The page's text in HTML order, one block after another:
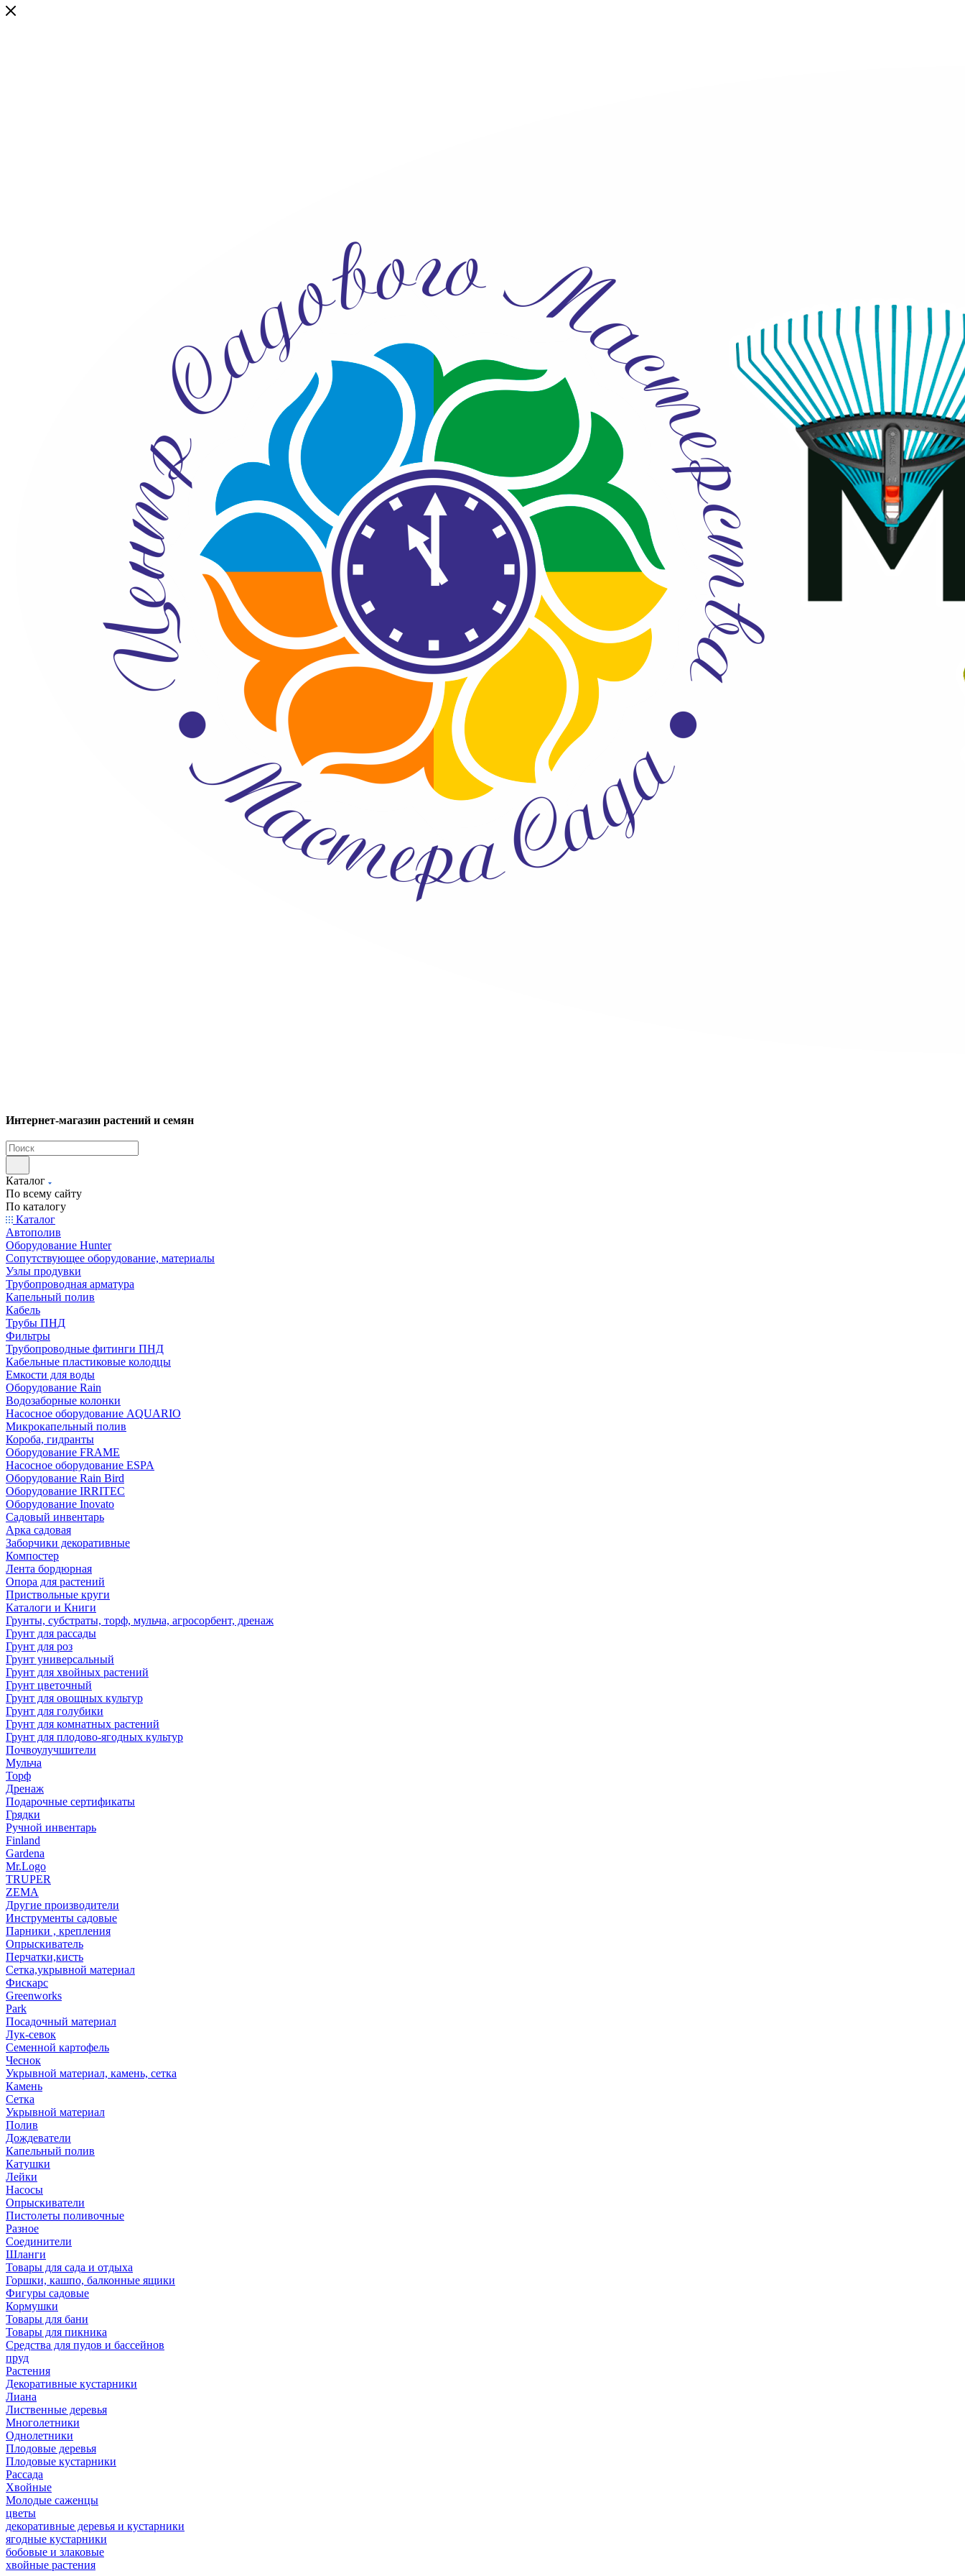
Интернет-магазин растений и семян
Каталог
По всему сайту
По каталогу
Каталог
Автополив
Оборудование Hunter
Сопутствующее оборудование, материалы
Узлы продувки
Трубопроводная арматура
Капельный полив
Кабель
Трубы ПНД
Фильтры
Трубопроводные фитинги ПНД
Кабельные пластиковые колодцы
Емкости для воды
Оборудование Rain
Водозаборные колонки
Насосное оборудование AQUARIO
Микрокапельный полив
Короба, гидранты
Оборудование FRAME
Насосное оборудование ESPA
Оборудование Rain Bird
Оборудование IRRITEC
Оборудование Inovato
Садовый инвентарь
Арка садовая
Заборчики декоративные
Компостер
Лента бордюрная
Опора для растений
Приствольные круги
Каталоги и Книги
Грунты, субстраты, торф, мульча, агросорбент, дренаж
Грунт для рассады
Грунт для роз
Грунт универсальный
Грунт для хвойных растений
Грунт цветочный
Грунт для овощных культур
Грунт для голубики
Грунт для комнатных растений
Грунт для плодово-ягодных культур
Почвоулучшители
Мульча
Торф
Дренаж
Подарочные сертификаты
Грядки
Ручной инвентарь
Finland
Gardena
Mr.Logo
TRUPER
ZEMA
Другие производители
Инструменты садовые
Парники , крепления
Опрыскиватель
Перчатки,кисть
Сетка,укрывной материал
Фискарс
Greenworks
Park
Посадочный материал
Лук-севок
Семенной картофель
Чеснок
Укрывной материал, камень, сетка
Камень
Сетка
Укрывной материал
Полив
Дождеватели
Капельный полив
Катушки
Лейки
Насосы
Опрыскиватели
Пистолеты поливочные
Разное
Соединители
Шланги
Товары для сада и отдыха
Горшки, кашпо, балконные ящики
Фигуры садовые
Кормушки
Товары для бани
Товары для пикника
Средства для пудов и бассейнов
пруд
Растения
Декоративные кустарники
Лиана
Лиственные деревья
Многолетники
Однолетники
Плодовые деревья
Плодовые кустарники
Рассада
Хвойные
Молодые саженцы
цветы
декоративные деревья и кустарники
ягодные кустарники
бобовые и злаковые
хвойные растения